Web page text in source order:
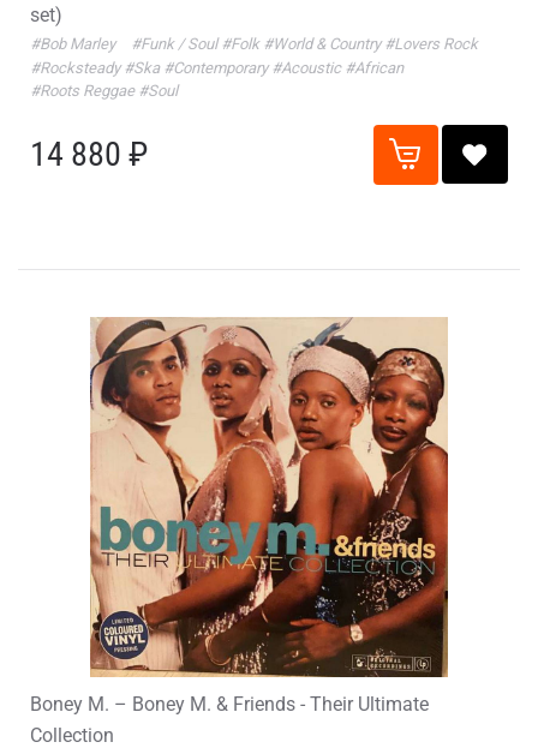
set)
#Bob Marley #Funk / Soul #Folk #World & Country #Lovers Rock
#Rocksteady #Ska #Contemporary #Acoustic #African
#Roots Reggae #Soul
14 880 ₽
Boney M. – Boney M. & Friends - Their Ultimate
Collection